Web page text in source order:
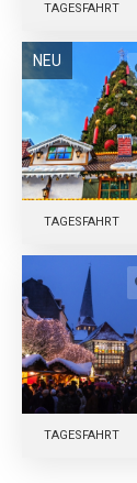
TAGESFAHRT
NEU
TAGESFAHRT
TAGESFAHRT